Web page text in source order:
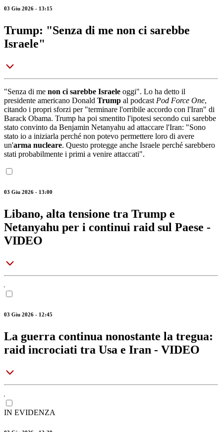
03 Giu 2026 - 13:15
Trump: "Senza di me non ci sarebbe
Israele"
"Senza di me non ci sarebbe Israele oggi". Lo ha detto il
presidente americano Donald Trump al podcast Pod Force One,
citando i propri sforzi per "terminare l'orribile accordo con l'Iran" di
Barack Obama. Trump ha poi smentito l'ipotesi secondo cui sarebbe
stato convinto da Benjamin Netanyahu ad attaccare l'Iran: "Sono
stato io a iniziarla perché non potevo permettere loro di avere
un'arma nucleare. Questo protegge anche Israele perché sarebbero
stati probabilmente i primi a venire attaccati".
03 Giu 2026 - 13:00
Libano, alta tensione tra Trump e
Netanyahu per i continui raid sul Paese -
VIDEO
03 Giu 2026 - 12:45
La guerra continua nonostante la tregua:
raid incrociati tra Usa e Iran - VIDEO
IN EVIDENZA